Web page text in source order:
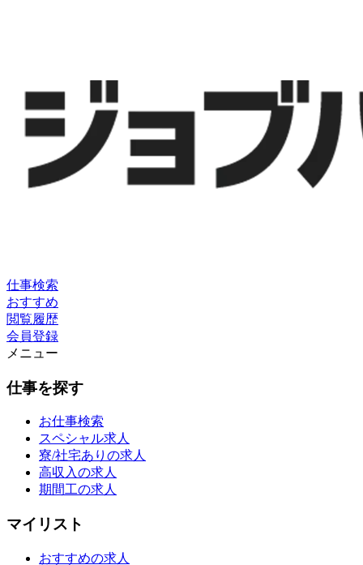
仕事検索
おすすめ
閲覧履歴
会員登録
メニュー
仕事を探す
お仕事検索
スペシャル求人
寮/社宅ありの求人
高収入の求人
期間工の求人
マイリスト
おすすめの求人